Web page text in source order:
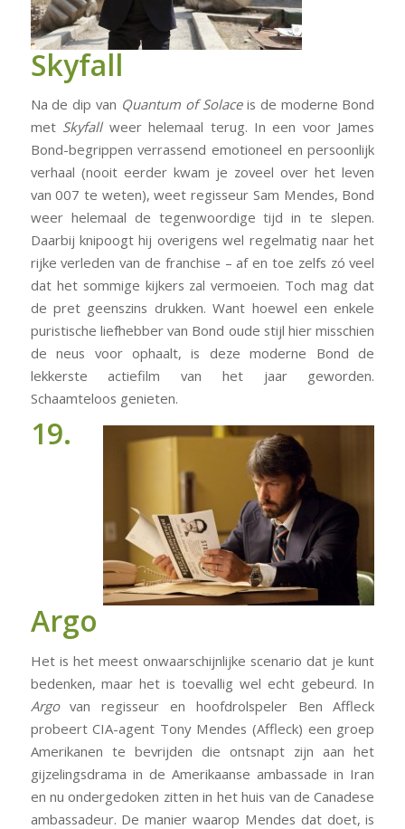
Skyfall
Na de dip van Quantum of Solace is de moderne Bond
met Skyfall weer helemaal terug. In een voor James
Bond-begrippen verrassend emotioneel en persoonlijk
verhaal (nooit eerder kwam je zoveel over het leven
van 007 te weten), weet regisseur Sam Mendes, Bond
weer helemaal de tegenwoordige tijd in te slepen.
Daarbij knipoogt hij overigens wel regelmatig naar het
rijke verleden van de franchise – af en toe zelfs zó veel
dat het sommige kijkers zal vermoeien. Toch mag dat
de pret geenszins drukken. Want hoewel een enkele
puristische liefhebber van Bond oude stijl hier misschien
de neus voor ophaalt, is deze moderne Bond de
lekkerste actiefilm van het jaar geworden.
Schaamteloos genieten.
19.
Argo
Het is het meest onwaarschijnlijke scenario dat je kunt
bedenken, maar het is toevallig wel echt gebeurd. In
Argovan regisseur en hoofdrolspeler Ben Affleck
probeert CIA-agent Tony Mendes (Affleck) een groep
Amerikanen te bevrijden die ontsnapt zijn aan het
gijzelingsdrama in de Amerikaanse ambassade in Iran
en nu ondergedoken zitten in het huis van de Canadese
ambassadeur. De manier waarop Mendes dat doet, is